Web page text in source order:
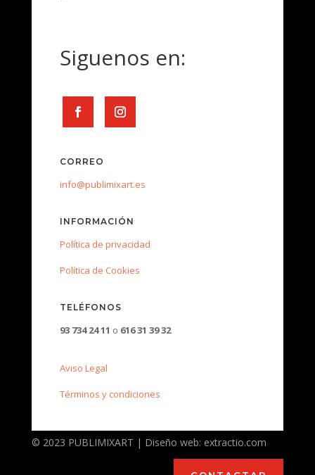
Siguenos en:
CORREO
info@publimixart.es
INFORMACIÓN
Política de privacidad
Política de Cookies
TELÉFONOS
93 734 24 11 o 616 31 39 32
Aviso Legal
Términos y condiciones
© 2023 PUBLIMIXART | Diseño web: extractio.com